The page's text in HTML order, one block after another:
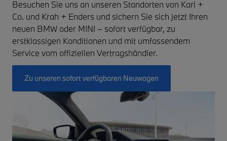
Besuchen Sie uns an unseren Standorten von Karl +
Co. und Krah + Enders und sichern Sie sich jetzt Ihren
neuen BMW oder MINI – sofort verfügbar, zu
erstklassigen Konditionen und mit umfassendem
Service vom offiziellen Vertragshändler.
Zu unseren sofort verfügbaren Neuwagen